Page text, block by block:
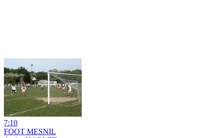
7:10
FOOT MESNIL